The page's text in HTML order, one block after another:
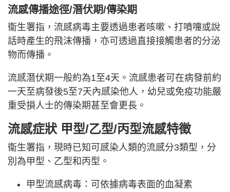
流感傳播途徑/潛伏期/傳染期
衞生署指，流感病毒主要透過患者咳嗽、打噴嚏或說
話時產生的飛沫傳播，亦可透過直接接觸患者的分泌
物而傳播。
流感潛伏期一般約為1至4天。流感患者可在病發前約
一天至病發後5至7天內感染他人，幼兒或免疫功能嚴
重受損人士的傳染期甚至會更長。
流感症狀 甲型/乙型/丙型流感特徵
衞生署指，現時已知可感染人類的流感分3類型，分
別為甲型、乙型和丙型。
甲型流感病毒：可依據病毒表面的血凝素